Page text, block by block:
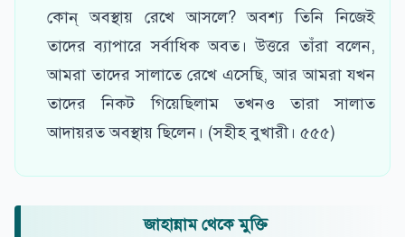
কোন্ অবস্থায় রেখে আসলে? অবশ্য তিনি নিজেই
তাদের ব্যাপারে সর্বাধিক অবত। উত্তরে তাঁরা বলেন,
আমরা তাদের সালাতে রেখে এসেছি, আর আমরা যখন
তাদের নিকট গিয়েছিলাম তখনও তারা সালাত
আদায়রত অবস্থায় ছিলেন। (সহীহ বুখারী। ৫৫৫)
জাহান্নাম থেকে মুক্তি